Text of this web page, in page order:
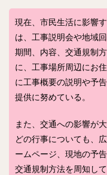
現在、市民生活に影響
は、工事説明会や地域
期間、内容、交通規制
に、工事場所周辺にお
に工事概要の説明や予
提供に努めている。
また、交通への影響が
どの行事についても、
ームページ、現地の予
交通規制方法を周知して